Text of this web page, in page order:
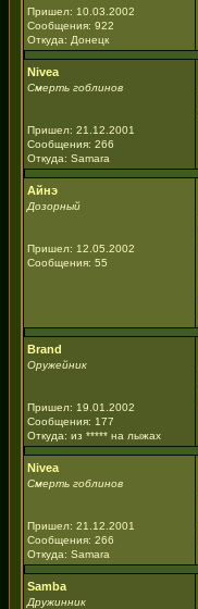
Пришел: 10.03.2002
Сообщения: 922
Откуда: Донецк
Nivea
Смерть гоблинов
Пришел: 21.12.2001
Сообщения: 266
Откуда: Samara
Айнэ
Дозорный
Пришел: 12.05.2002
Сообщения: 55
Brand
Оружейник
Пришел: 19.01.2002
Сообщения: 177
Откуда: из ***** на лыжах
Nivea
Смерть гоблинов
Пришел: 21.12.2001
Сообщения: 266
Откуда: Samara
Samba
Дружинник